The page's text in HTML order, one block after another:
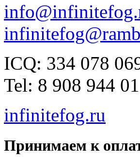
ICQ: 334 078
Tel: 8 908 944
infinitefog.ru
Принимаем к